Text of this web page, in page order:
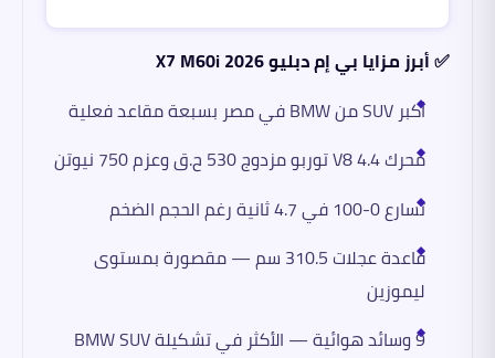
✅ أبرز مزايا بي إم دبليو X7 M60i 2026
أكبر SUV من BMW في مصر بسبعة مقاعد فعلية
محرك V8 4.4 توربو مزدوج 530 ح.ق وعزم 750 نيوتن
تسارع 0-100 في 4.7 ثانية رغم الحجم الضخم
قاعدة عجلات 310.5 سم — مقصورة بمستوى
ليموزين
9 وسائد هوائية — الأكثر في تشكيلة BMW SUV